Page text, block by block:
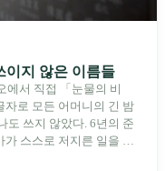
이지 않은 이름들
서 직접 「눈물의 비
자로 모든 어머니의 긴 밤
도 쓰지 않았다. 6년의 준
가 스스로 저지른 일을 기
39년 동안 사법 재판을